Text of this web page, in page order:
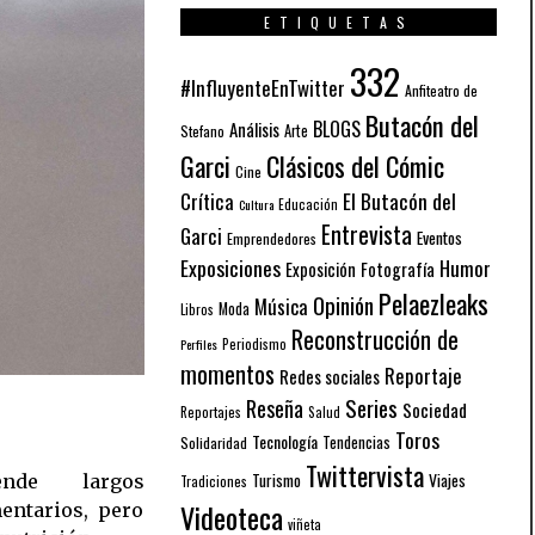
ETIQUETAS
#InfluyenteEnTwitter 332 Anfiteatro de
Stefano Análisis Arte BLOGS Butacón del
Garci Cine Clásicos del Cómic
Crítica Cultura Educación El Butacón del
Garci Emprendedores Entrevista Eventos
Exposiciones Exposición Fotografía Humor
Libros Moda Música Opinión Pelaezleaks
Perfiles Periodismo Reconstrucción de
momentos Redes sociales Reportaje
Reportajes Reseña Salud Series Sociedad
Solidaridad Tecnología Tendencias Toros
Tradiciones Turismo Twittervista Viajes
Videoteca viñeta